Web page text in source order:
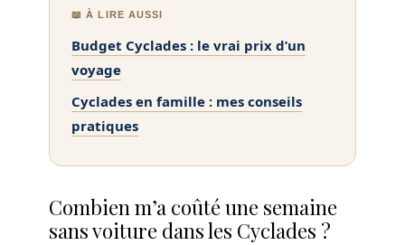
📖 À LIRE AUSSI
Budget Cyclades : le vrai prix d’un
voyage
Cyclades en famille : mes conseils
pratiques
Combien m’a coûté une semaine
sans voiture dans les Cyclades ?